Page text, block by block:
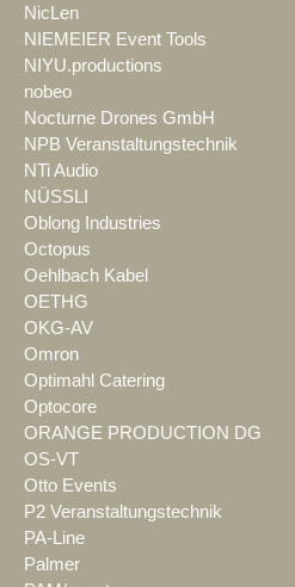
NicLen
NIEMEIER Event Tools
NIYU.productions
nobeo
Nocturne Drones GmbH
NPB Veranstaltungstechnik
NTi Audio
NÜSSLI
Oblong Industries
Octopus
Oehlbach Kabel
OETHG
OKG-AV
Omron
Optimahl Catering
Optocore
ORANGE PRODUCTION DG
OS-VT
Otto Events
P2 Veranstaltungstechnik
PA-Line
Palmer